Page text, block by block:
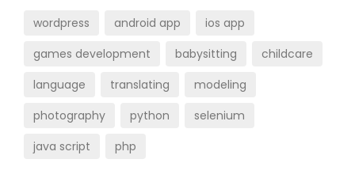
wordpress android app
ios app
games development
babysitting
childcare
language
translating
modeling
photography
python
selenium
java script
php